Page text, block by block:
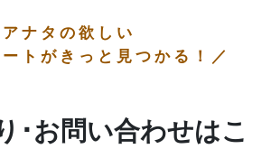
アナタの欲しい
トがきっと見つかる！／
･お問い合わせはこ